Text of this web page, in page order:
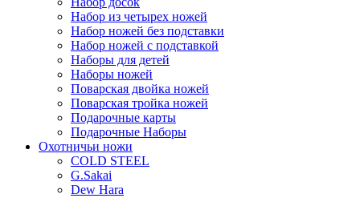
Набор из четырех ножей
Набор ножей без подставки
Набор ножей с подставкой
Наборы для детей
Наборы ножей
Поварская двойка ножей
Поварская тройка ножей
Подарочные карты
Подарочные Наборы
Охотничьи ножи
COLD STEEL
G.Sakai
Dew Hara